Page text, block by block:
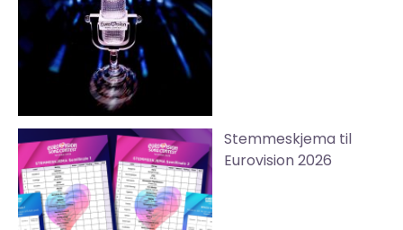
Stemmeskjema til
Eurovision 2026